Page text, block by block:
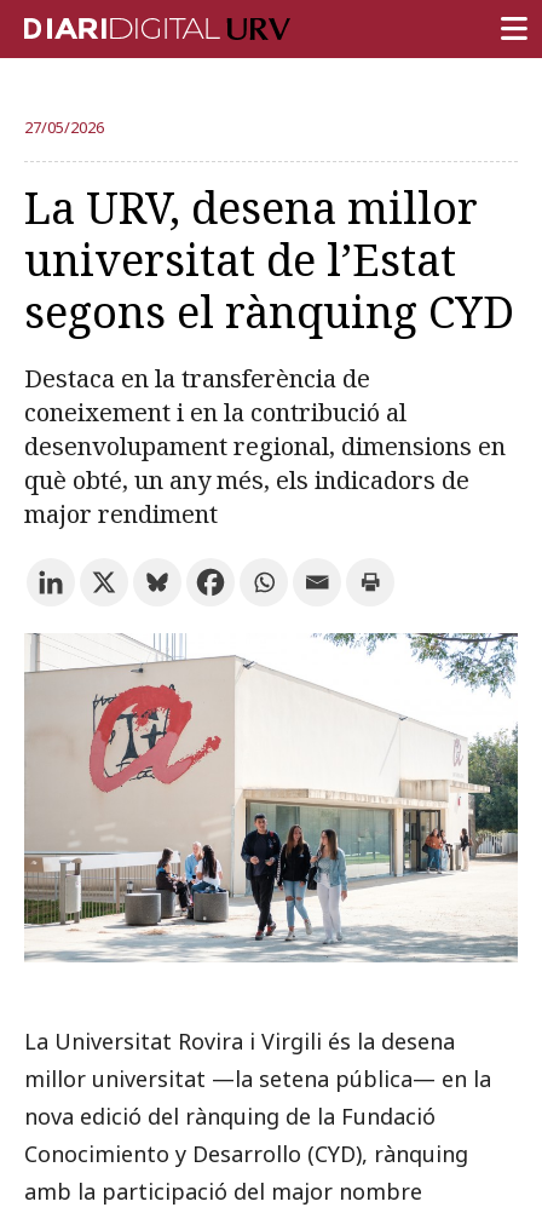
RECERCA
DOCÈNCIA
INSTITUCIÓ
VIDA AL CAMPUS
REPORTATGES
Més categories
Subscriu-te als butlletins de la URV
CATALÀ ENGLISH
27/05/2026
La URV, desena millor
universitat de l’Estat
segons el rànquing CYD
Destaca en la transferència de
coneixement i en la contribució al
desenvolupament regional, dimensions en
què obté, un any més, els indicadors de
major rendiment
La Universitat Rovira i Virgili és la desena
millor universitat —la setena pública— en la
nova edició del rànquing de la Fundació
Conocimiento y Desarrollo (CYD), rànquing
amb la participació del major nombre